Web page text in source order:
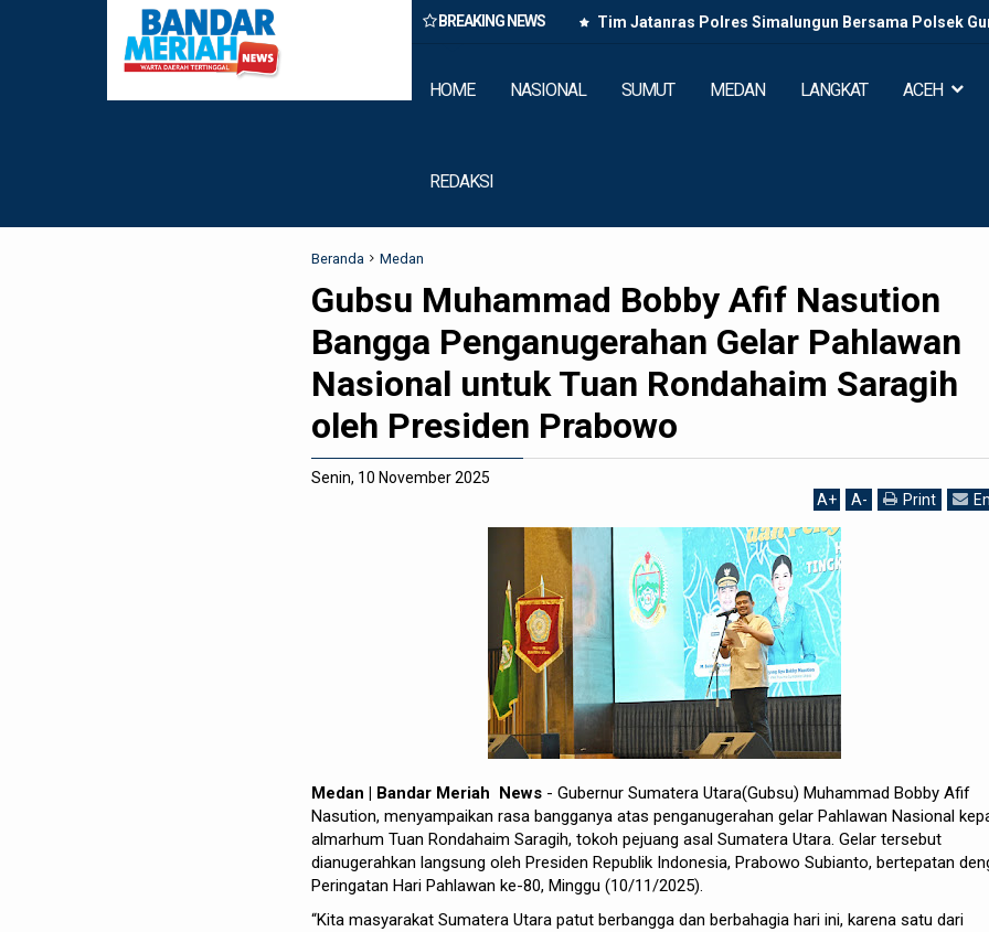
BREAKING NEWS
Chun Sen Dorong Transformasi Fungsi Dewan Melalui Inovasi dan
Digitalisasi
Tim Jatanras Polres Simalungun Bersama Polsek
HOME NASIONAL SUMUT MEDAN LANGKAT ACEH
REDAKSI
Beranda Medan
Gubsu Muhammad Bobby Afif Nasution
Bangga Penganugerahan Gelar Pahlawan
Nasional untuk Tuan Rondahaim Saragih
oleh Presiden Prabowo
Senin, 10 November 2025
A+ A- Print
Medan | Bandar Meriah News - Gubernur Sumatera Utara(Gubsu) Muhammad Bobby Afif
Nasution, menyampaikan rasa bangganya atas penganugerahan gelar Pahlawan Nasional
almarhum Tuan Rondahaim Saragih, tokoh pejuang asal Sumatera Utara. Gelar tersebut
dianugerahkan langsung oleh Presiden Republik Indonesia, Prabowo Subianto, bertepatan
Peringatan Hari Pahlawan ke-80, Minggu (10/11/2025).
“Kita masyarakat Sumatera Utara patut berbangga dan berbahagia hari ini, karena satu dari